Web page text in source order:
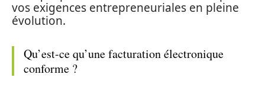
vos exigences entrepreneuriales en pleine
évolution.
Qu’est-ce qu’une facturation électronique
conforme ?